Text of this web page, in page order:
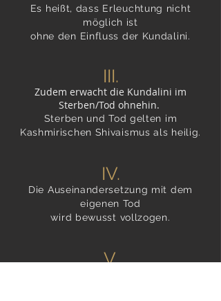
Es heißt, dass Erleuchtung nicht
möglich ist
ohne den Einfluss der Kundalini.
III.
Zudem erwacht die Kundalini im
Sterben/Tod ohnehin.
Sterben und Tod gelten im
Kashmirischen Shivaismus als heilig.
IV.
Die Auseinandersetzung mit dem
eigenen Tod
wird bewusst vollzogen.
V.